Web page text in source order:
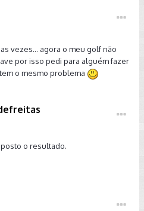
vezes... agora o meu golf não
por isso pedi para alguém fazer
o mesmo problema
posto o resultado.